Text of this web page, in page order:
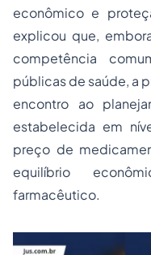
econômico e
explicou que,
competência
públicas de saúde, a
encontro ao
estabelecida em
preço de
equilíbrio
farmacêutico.